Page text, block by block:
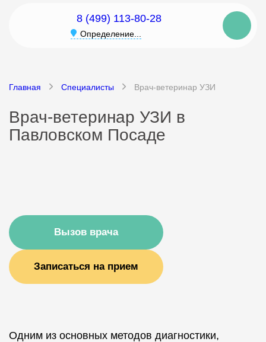
8 (499) 113-80-28
Определение...
Главная Специалисты Врач-ветеринар УЗИ
Врач-ветеринар УЗИ в
Павловском Посаде
Вызов врача
Записаться на прием
Одним из основных методов диагностики,